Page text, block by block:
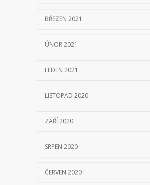
BŘEZEN 2021
ÚNOR 2021
LEDEN 2021
LISTOPAD 2020
ZÁŘÍ 2020
SRPEN 2020
ČERVEN 2020